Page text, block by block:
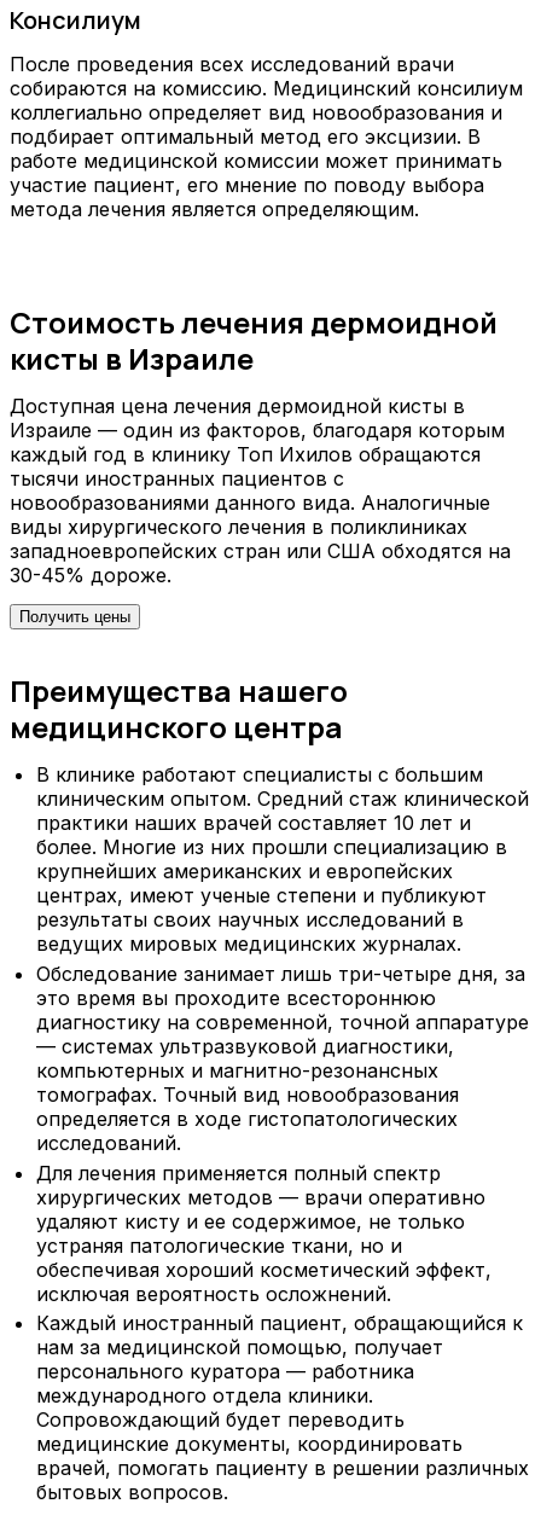
Консилиум
После проведения всех исследований врачи
собираются на комиссию. Медицинский консилиум
коллегиально определяет вид новообразования и
подбирает оптимальный метод его эксцизии. В
работе медицинской комиссии может принимать
участие пациент, его мнение по поводу выбора
метода лечения является определяющим.
Стоимость лечения дермоидной
кисты в Израиле
Доступная цена лечения дермоидной кисты в
Израиле — один из факторов, благодаря которым
каждый год в клинику Топ Ихилов обращаются
тысячи иностранных пациентов с
новообразованиями данного вида. Аналогичные
виды хирургического лечения в поликлиниках
западноевропейских стран или США обходятся на
30-45% дороже.
Получить цены
Преимущества нашего
медицинского центра
В клинике работают специалисты с большим
клиническим опытом. Средний стаж клинической
практики наших врачей составляет 10 лет и
более. Многие из них прошли специализацию в
крупнейших американских и европейских
центрах, имеют ученые степени и публикуют
результаты своих научных исследований в
ведущих мировых медицинских журналах.
Обследование занимает лишь три-четыре дня, за
это время вы проходите всестороннюю
диагностику на современной, точной аппаратуре
— системах ультразвуковой диагностики,
компьютерных и магнитно-резонансных
томографах. Точный вид новообразования
определяется в ходе гистопатологических
исследований.
Для лечения применяется полный спектр
хирургических методов — врачи оперативно
удаляют кисту и ее содержимое, не только
устраняя патологические ткани, но и
обеспечивая хороший косметический эффект,
исключая вероятность осложнений.
Каждый иностранный пациент, обращающийся к
нам за медицинской помощью, получает
персонального куратора — работника
международного отдела клиники.
Сопровождающий будет переводить
медицинские документы, координировать
врачей, помогать пациенту в решении различных
бытовых вопросов.